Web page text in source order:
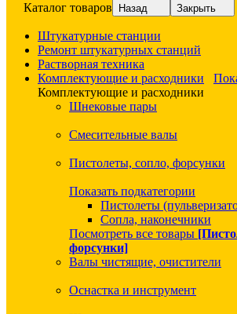
Каталог товаров Назад Закрыть
Штукатурные станции
Ремонт штукатурных станций
Растворная техника
Комплектующие и расходники
Комплектующие и расходники
Шнековые пары
Смесительные валы
Пистолеты, сопло, форсунки
Показать подкатегории
Пистолеты
Сопла, наконечники
Посмотреть все товары
форсунки]
Валы чистящие, очистители
Оснастка и инструмент